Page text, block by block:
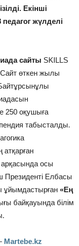
Екінші
жүлделі
сайты SKILLS
өткен жылы
250 оқушыға
табысталды.
осы
Елбасы
ұйымдастырған «Ең
байқауында білім
Martebe.kz